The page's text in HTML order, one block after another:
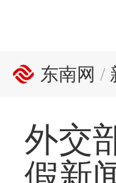
东南网 /
外交